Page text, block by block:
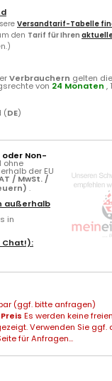
Versandtarif-Tabelle
den Tarif für Ihren
Verbrauchern gelten die
von 24 Monaten ,
(DE)
oder Non-
ohne
der EU
/ MwSt. /
.
außerhalb
in
Chat!):
(ggf. bitte anfragen)
Es werden keine
Verwenden Sie ggf.
für Anfragen...